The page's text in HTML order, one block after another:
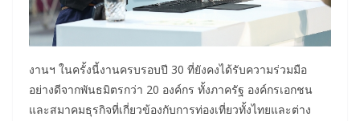
งานฯ ในครั้งนี้งานครบรอบปี 30 ที่ยังคงได้รับความร่วมมือ
อย่างดีจากพันธมิตรกว่า 20 องค์กร ทั้งภาครัฐ องค์กรเอกชน
และสมาคมธุรกิจที่เกี่ยวข้องกับการท่องเที่ยวทั้งไทยและต่าง